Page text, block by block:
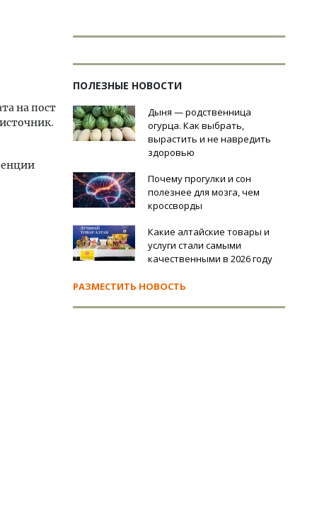
на пост
ПОЛЕЗНЫЕ НОВОСТИ
Дыня — родственница
огурца. Как выбрать,
вырастить и не навредить
здоровью
Почему прогулки и сон
полезнее для мозга, чем
кроссворды
Какие алтайские товары и
услуги стали самыми
качественными в 2026 году
РАЗМЕСТИТЬ НОВОСТЬ